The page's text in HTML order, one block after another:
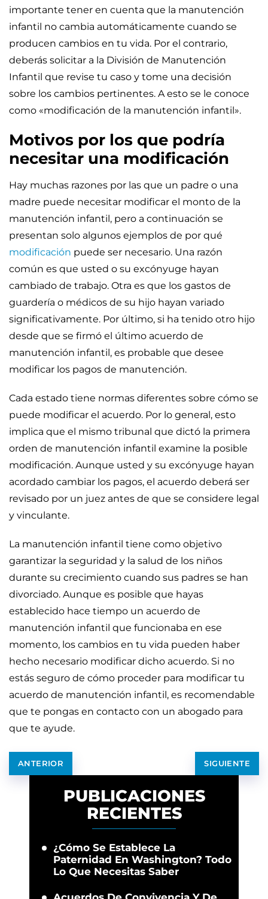
importante tener en cuenta que la manutención
infantil no cambia automáticamente cuando se
producen cambios en tu vida. Por el contrario,
deberás solicitar a la División de Manutención
Infantil que revise tu caso y tome una decisión
sobre los cambios pertinentes. A esto se le conoce
como «modificación de la manutención infantil».
Motivos por los que podría
necesitar una modificación
Hay muchas razones por las que un padre o una
madre puede necesitar modificar el monto de la
manutención infantil, pero a continuación se
presentan solo algunos ejemplos de por qué
modificación puede ser necesario. Una razón
común es que usted o su excónyuge hayan
cambiado de trabajo. Otra es que los gastos de
guardería o médicos de su hijo hayan variado
significativamente. Por último, si ha tenido otro hijo
desde que se firmó el último acuerdo de
manutención infantil, es probable que desee
modificar los pagos de manutención.
Cada estado tiene normas diferentes sobre cómo se
puede modificar el acuerdo. Por lo general, esto
implica que el mismo tribunal que dictó la primera
orden de manutención infantil examine la posible
modificación. Aunque usted y su excónyuge hayan
acordado cambiar los pagos, el acuerdo deberá ser
revisado por un juez antes de que se considere legal
y vinculante.
La manutención infantil tiene como objetivo
garantizar la seguridad y la salud de los niños
durante su crecimiento cuando sus padres se han
divorciado. Aunque es posible que hayas
establecido hace tiempo un acuerdo de
manutención infantil que funcionaba en ese
momento, los cambios en tu vida pueden haber
hecho necesario modificar dicho acuerdo. Si no
estás seguro de cómo proceder para modificar tu
acuerdo de manutención infantil, es recomendable
que te pongas en contacto con un abogado para
que te ayude.
ANTERIOR SIGUIENTE
PUBLICACIONES
RECIENTES
¿Cómo Se Establece La
Paternidad En Washington? Todo
Lo Que Necesitas Saber